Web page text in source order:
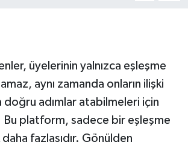
üyelerinin yalnızca eşleşme
aynı zamanda onların ilişki
doğru adımlar atabilmeleri için
Bu platform, sadece bir eşleşme
fazlasıdır. Gönülden